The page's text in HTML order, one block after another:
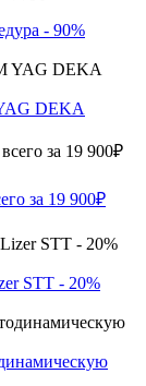
- 90%
DEKA
за 19 900₽
STT - 20%